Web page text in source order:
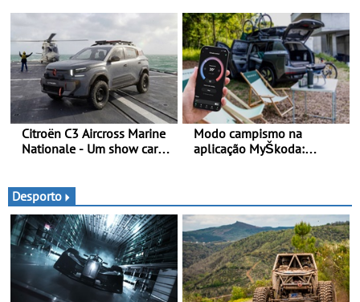
referência no segmento
dos crossovers urbanos
ainda mais competitiva -
Até 740 quilómetros de
autonomia e carregamento
mais rápido
Citroën C3 Aircross Marine
Nationale - Um show car
inovação
Modo campismo na
aplicação MyŠkoda:
Desporto